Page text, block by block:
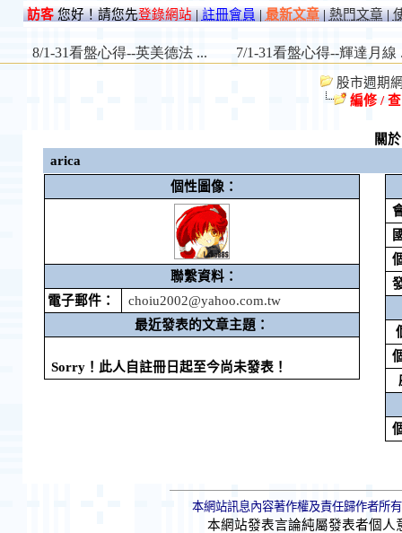
訪客您好！請您先登錄網站|註冊會員|最新文章|熱門文章|
股市週期
編修 /
關
arica
個性圖像：
聯繫資料：
電子郵件：
choiu2002@yahoo.com.tw
最近發表的文章主題：
Sorry！此人自註冊日起至今尚未發表！
本網站訊息內容著作權及責任歸作者所
本網站發表言論純屬發表者個人